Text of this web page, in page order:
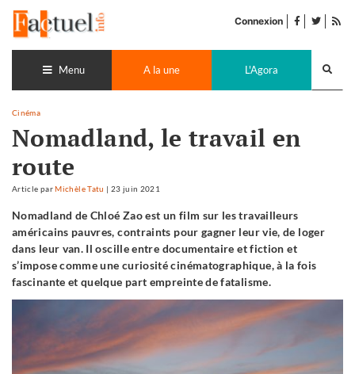
contenu
Connexion facebook
twitter
Menu A la une L'Agora
Cinéma
Nomadland, le travail en
route
Article parMichèle Tatu | 23 juin 2021
Nomadland de Chloé Zao est un film sur les travailleurs
américains pauvres, contraints pour gagner leur vie, de loger
dans leur van. Il oscille entre documentaire et fiction et
s’impose comme une curiosité cinématographique, à la fois
fascinante et quelque part empreinte de fatalisme.